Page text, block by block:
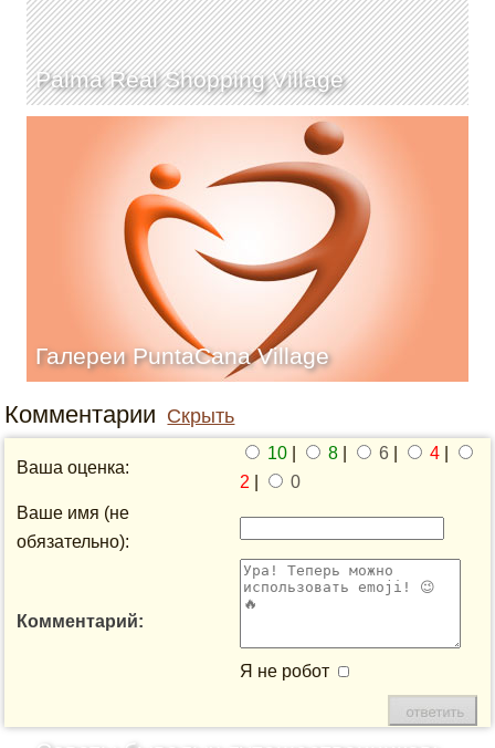
Palma Real Shopping Village
Галереи PuntaCana Village
Комментарии Скрыть
Ваша оценка:
10 8 6 4
2
0
Ваше имя (не
обязательно):
Комментарий:
Я не робот